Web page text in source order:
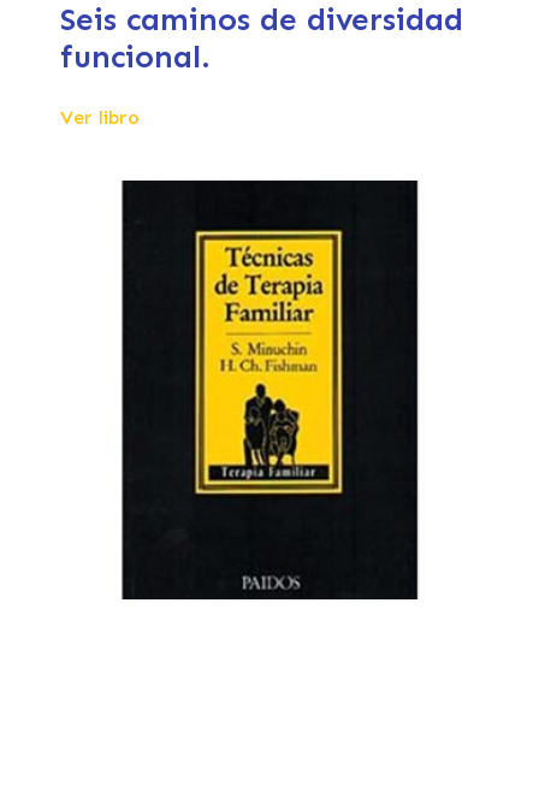
Seis caminos de diversidad
funcional.
Ver libro